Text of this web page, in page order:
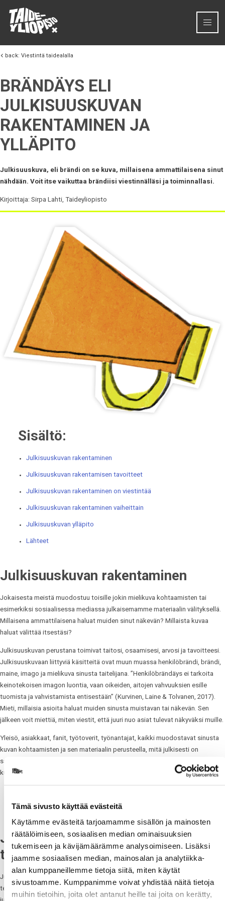
Tämä sivusto käyttää evästeitä
Käytämme evästeitä tarjoamamme sisällön ja mainosten
räätälöimiseen, sosiaalisen median ominaisuuksien
tukemiseen ja kävijämäärämme analysoimiseen. Lisäksi
jaamme sosiaalisen median, mainosalan ja analytiikka-
alan kumppaneillemme tietoja siitä, miten käytät
sivustoamme. Kumppanimme voivat yhdistää näitä tietoja
muihin tietoihin, joita olet antanut heille tai joita on kerätty,
back: Viestintä taidealalla
BRÄNDÄYS ELI
JULKISUUSKUVAN
RAKENTAMINEN JA
YLLÄPITO
Julkisuuskuva, eli brändi on se kuva, millaisena ammattilaisena sinut
nähdään. Voit itse vaikuttaa brändiisi viestinnälläsi ja toiminnallasi.
Kirjoittaja: Sirpa Lahti, Taideyliopisto
Sisältö:
Julkisuuskuvan rakentaminen
Julkisuuskuvan rakentamisen tavoitteet
Julkisuuskuvan rakentaminen on viestintää
Julkisuuskuvan rakentaminen vaiheittain
Julkisuuskuvan ylläpito
Lähteet
Julkisuuskuvan rakentaminen
Jokaisesta meistä muodostuu toisille jokin mielikuva kohtaamisten tai
esimerkiksi sosiaalisessa mediassa julkaisemamme materiaalin välityksellä.
Millaisena ammattilaisena haluat muiden sinut näkevän? Millaista kuvaa
haluat välittää itsestäsi?
Julkisuuskuvan perustana toimivat taitosi, osaamisesi, arvosi ja tavoitteesi.
Julkisuuskuvaan liittyviä käsitteitä ovat muun muassa henkilöbrändi, brändi,
maine, imago ja mielikuva sinusta taitelijana. ”Henkilöbrändäys ei tarkoita
keinotekoisen imagon luontia, vaan oikeiden, aitojen vahvuuksien esille
tuomista ja vahvistamista entisestään” (Kurvinen, Laine & Tolvanen, 2017).
Mieti, millaisia asioita haluat muiden sinusta muistavan tai näkevän. Sen
jälkeen voit miettiä, miten viestit, että juuri nuo asiat tulevat näkyväksi muille.
Yleisö, asiakkaat, fanit, työtoverit, työnantajat, kaikki muodostavat sinusta
kuvan kohtaamisten ja sen materiaalin perusteella, mitä julkisesti on
saatavilla: mitä he löytävät netistä ja sosiaalisesta mediasta, mitä he
kuulevat muilta.
Julkisuuskuvan rakentamisen
tavoitteet
Julkisuuskuvan rakentaminen ei tunnu kaikista luontevalta ja sitä onkin hyvä
tehdä omien tavoitteiden ja tarpeiden rajoissa. Joku rakentaa